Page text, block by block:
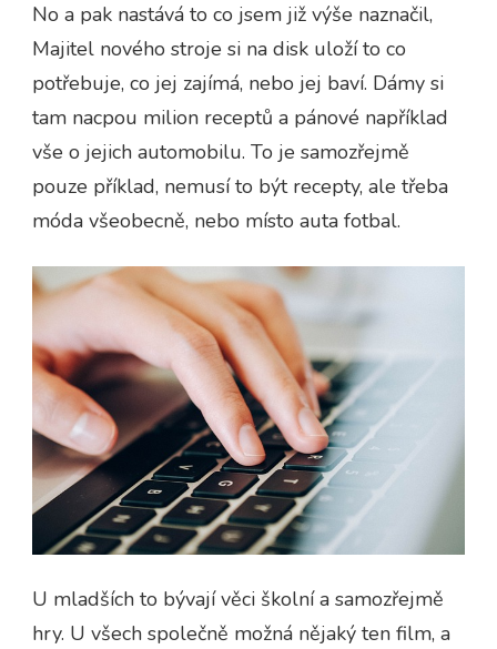
No a pak nastává to co jsem již výše naznačil,
Majitel nového stroje si na disk uloží to co
potřebuje, co jej zajímá, nebo jej baví. Dámy si
tam nacpou milion receptů a pánové například
vše o jejich automobilu. To je samozřejmě
pouze příklad, nemusí to být recepty, ale třeba
móda všeobecně, nebo místo auta fotbal.
U mladších to bývají věci školní a samozřejmě
hry. U všech společně možná nějaký ten film, a